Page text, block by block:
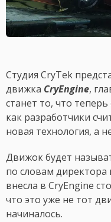
Студия CryTek
движка CryEngine,
станет то, что
как разработчики
новая технология, а
Движок будет
по словам директора
внесла в CryEngine
что это уже не тот
начиналось.